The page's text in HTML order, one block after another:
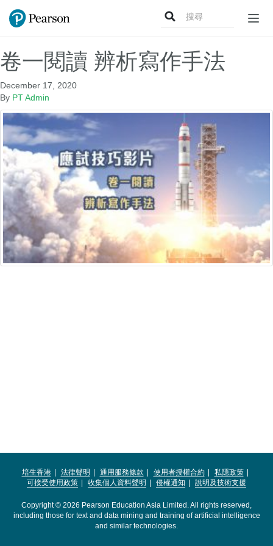
Search
for:
卷一閱讀 辨析寫作手法
December 17, 2020
By PT Admin
培生香港 法律聲明 通用服務條款 使用者授權合約
私隱政策
可接受使用政策
收集個人資料聲明 侵權通知 說明及技術支援
Copyright © 2026 Pearson Education Asia Limited. All rights reserved,
including those for text and data mining and training of artificial intelligence
and similar technologies.